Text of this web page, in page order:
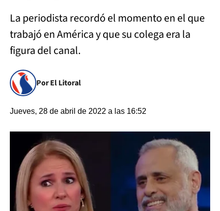
La periodista recordó el momento en el que
trabajó en América y que su colega era la
figura del canal.
Por El Litoral
Jueves, 28 de abril de 2022 a las 16:52